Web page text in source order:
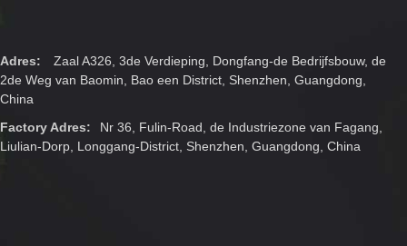
Adres:
Zaal A326, 3de Verdieping, Dongfang-de Bedrijfsbouw, de
2de Weg van Baomin, Bao een District, Shenzhen, Guangdong,
China
Factory Adres:
Nr 36, Fulin-Road, de Industriezone van Fagang,
Liulian-Dorp, Longgang-District, Shenzhen, Guangdong, China